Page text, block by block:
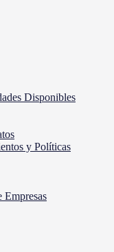
Disponibles
y Políticas
Empresas